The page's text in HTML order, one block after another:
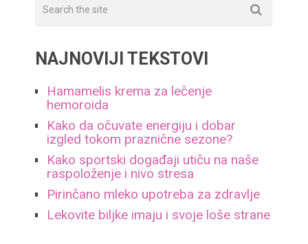
NAJNOVIJI TEKSTOVI
Hamamelis krema za lečenje
hemoroida
Kako da očuvate energiju i dobar
izgled tokom praznične sezone?
Kako sportski događaji utiču na naše
raspoloženje i nivo stresa
Pirinčano mleko upotreba za zdravlje
Lekovite biljke imaju i svoje loše strane